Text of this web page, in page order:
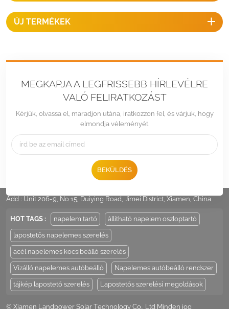
ÚJ TERMÉKEK
MEGKAPJA A LEGFRISSEBB HÍRLEVÉLRE
VALÓ FELIRATKOZÁST
Kérjük, olvassa el, maradjon utána, iratkozzon fel, és várjuk, hogy
elmondja véleményét.
BEKÜLDÉS
Add : Unit 206-9, No 15, Duiying Road, Jimei District, Xiamen, China
HOT TAGS : napelem tartó állítható napelem oszloptartó
lapostetős napelemes szerelés
acél napelemes kocsibeálló szerelés
Vízálló napelemes autóbeálló Napelemes autóbeálló rendszer
tájkép lapostető szerelés Lapostetős szerelési megoldások
© Xiamen Landpower Solar Technology Co., Ltd Minden jog